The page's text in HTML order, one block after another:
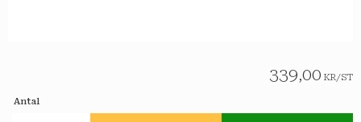
339,00 KR/ST
Antal